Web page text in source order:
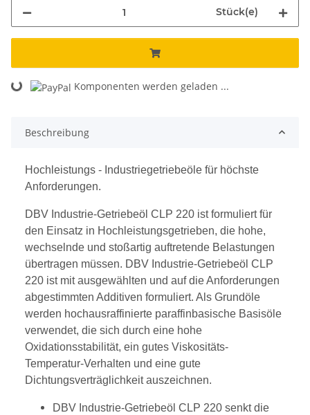
Stück(e)
Loading... Komponenten werden geladen ...
Beschreibung
Hochleistungs - Industriegetriebeöle für höchste
Anforderungen.
DBV Industrie-Getriebeöl CLP 220 ist formuliert für
den Einsatz in Hochleistungsgetrieben, die hohe,
wechselnde und stoßartig auftretende Belastungen
übertragen müssen. DBV Industrie-Getriebeöl CLP
220 ist mit ausgewählten und auf die Anforderungen
abgestimmten Additiven formuliert. Als Grundöle
werden hochausraffinierte paraffinbasische Basisöle
verwendet, die sich durch eine hohe
Oxidationsstabilität, ein gutes Viskositäts-
Temperatur-Verhalten und eine gute
Dichtungsverträglichkeit auszeichnen.
DBV Industrie-Getriebeöl CLP 220 senkt die